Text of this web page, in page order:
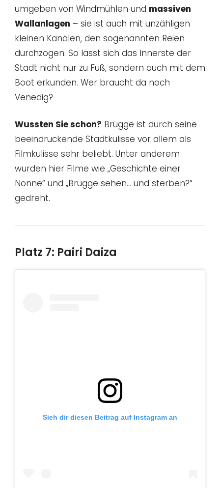
umgeben von Windmühlen und massiven
Wallanlagen – sie ist auch mit unzähligen
kleinen Kanälen, den sogenannten Reien
durchzogen. So lässt sich das Innerste der
Stadt nicht nur zu Fuß, sondern auch mit dem
Boot erkunden. Wer braucht da noch
Venedig?
Wussten Sie schon? Brügge ist durch seine
beeindruckende Stadtkulisse vor allem als
Filmkulisse sehr beliebt. Unter anderem
wurden hier Filme wie „Geschichte einer
Nonne“ und „Brügge sehen… und sterben?“
gedreht.
Platz 7: Pairi Daiza
Sieh dir diesen Beitrag auf Instagram an